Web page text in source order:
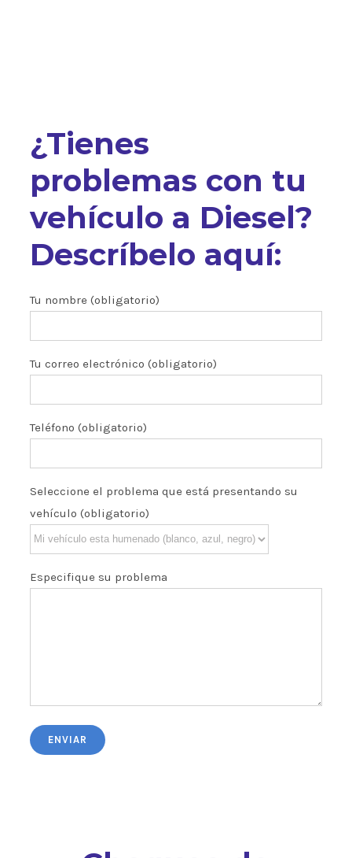
¿Tienes
problemas con tu
vehículo a Diesel?
Descríbelo aquí:
Tu nombre (obligatorio)
Tu correo electrónico (obligatorio)
Teléfono (obligatorio)
Seleccione el problema que está presentando su
vehículo (obligatorio)
Especifique su problema